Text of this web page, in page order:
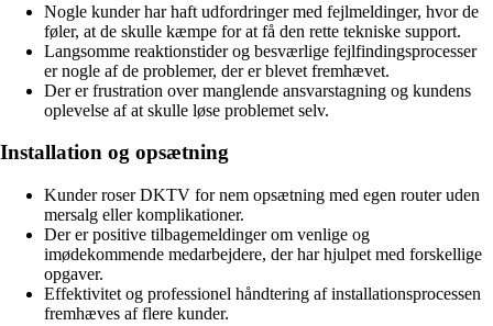
Nogle kunder har haft udfordringer med fejlmeldinger, hvor de
føler, at de skulle kæmpe for at få den rette tekniske support.
Langsomme reaktionstider og besværlige fejlfindingsprocesser
er nogle af de problemer, der er blevet fremhævet.
Der er frustration over manglende ansvarstagning og kundens
oplevelse af at skulle løse problemet selv.
Installation og opsætning
Kunder roser DKTV for nem opsætning med egen router uden
mersalg eller komplikationer.
Der er positive tilbagemeldinger om venlige og
imødekommende medarbejdere, der har hjulpet med forskellige
opgaver.
Effektivitet og professionel håndtering af installationsprocessen
fremhæves af flere kunder.